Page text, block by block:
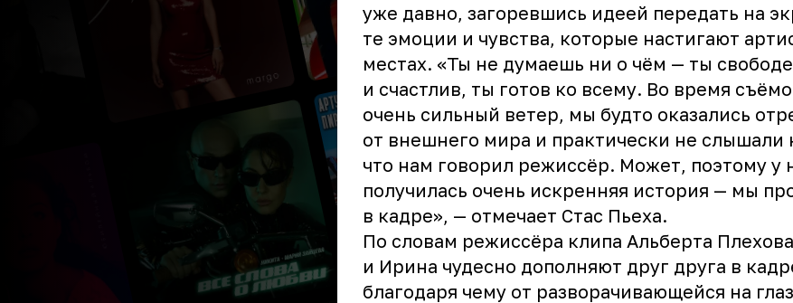
уже давно, загоревшись идеей передать на
те эмоции и чувства, которые настигают
местах. «Ты не думаешь ни о чём — ты
и счастлив, ты готов ко всему. Во время
очень сильный ветер, мы будто оказались
от внешнего мира и практически не слышали
что нам говорил режиссёр. Может, поэтому у
получилась очень искренняя история — мы
в кадре», — отмечает Стас Пьеха.
По словам режиссёра клипа Альберта
и Ирина чудесно дополняют друг друга в
благодаря чему от разворачивающейся на